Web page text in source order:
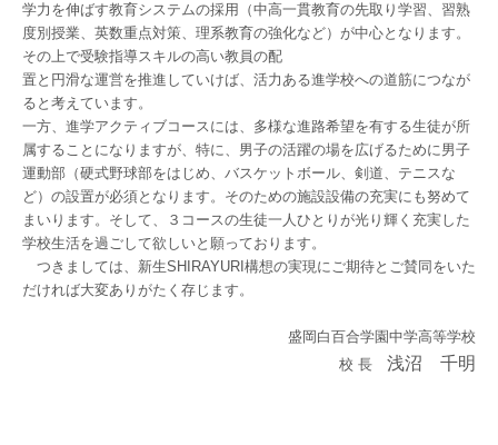
学力を伸ばす教育システムの採用（中高一貫教育の先取り学習、習熟
度別授業、英数重点対策、理系教育の強化など）が中心となります。
その上で受験指導スキルの高い教員の配
置と円滑な運営を推進していけば、活力ある進学校への道筋につなが
ると考えています。
一方、進学アクティブコースには、多様な進路希望を有する生徒が所
属することになりますが、特に、男子の活躍の場を広げるために男子
運動部（硬式野球部をはじめ、バスケットボール、剣道、テニスな
ど）の設置が必須となります。そのための施設設備の充実にも努めて
まいります。そして、３コースの生徒一人ひとりが光り輝く充実した
学校生活を過ごして欲しいと願っております。
つきましては、新生SHIRAYURI構想の実現にご期待とご賛同をいた
だければ大変ありがたく存じます。
盛岡白百合学園中学高等学校
校 長 浅沼 千明